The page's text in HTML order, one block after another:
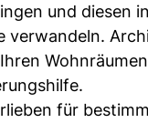
und diesen
verwandeln.
für